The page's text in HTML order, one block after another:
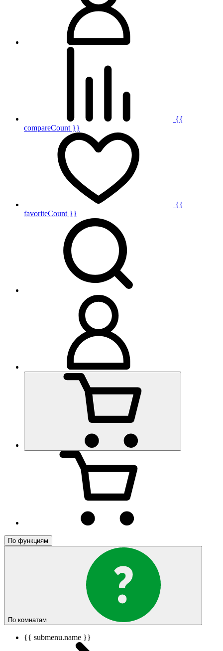
{{
compareCount }}
{{
favoriteCount }}
По функциям
По комнатам
{{ submenu.name }}